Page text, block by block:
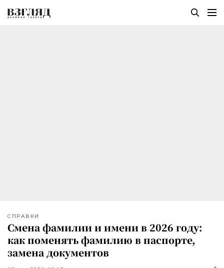
СПРАВКИ
Смена фамилии и имени в 2026 году:
как поменять фамилию в паспорте,
замена документов